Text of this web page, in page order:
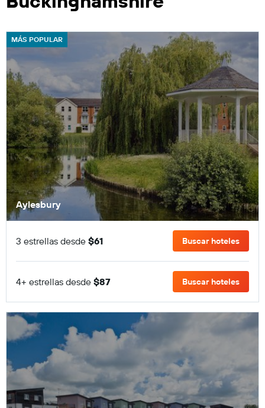
MÁS POPULAR
Aylesbury
3 estrellas desde $61 Buscar hoteles
4+ estrellas desde $87 Buscar hoteles